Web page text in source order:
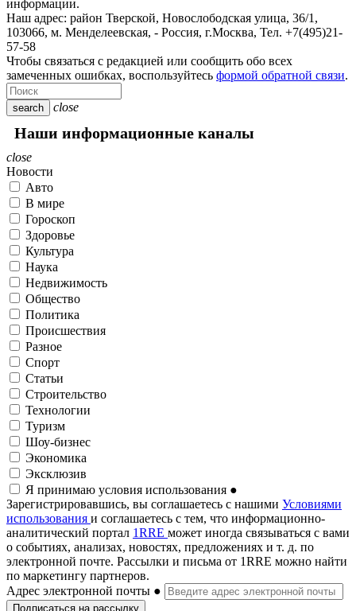
информации.
Наш адрес: район Тверской, Новослободская улица, 36/1 ,
103066, м. Менделеевская, - Россия, г.Москва, Тел. +7(495)21-
57-58
Чтобы связаться с редакцией или сообщить обо всех
замеченных ошибках, воспользуйтесь формой обратной связи.
search close
Наши информационные каналы
close
Новости
Авто
В мире
Гороскоп
Здоровье
Культура
Наука
Недвижимость
Общество
Политика
Происшествия
Разное
Спорт
Статьи
Строительство
Технологии
Туризм
Шоу-бизнес
Экономика
Эксклюзив
Я принимаю условия использования ●
Зарегистрировавшись, вы соглашаетесь с нашими Условиями
использования и соглашаетесь с тем, что информационно-
аналитический портал 1RRE может иногда связываться с вами
о событиях, анализах, новостях, предложениях и т. д. по
электронной почте. Рассылки и письма от 1RRE можно найти
по маркетингу партнеров.
Адрес электронной почты ●
Подписаться на рассылку